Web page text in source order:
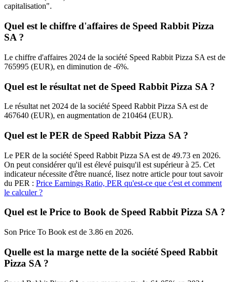
capitalisation".
Quel est le chiffre d'affaires de Speed Rabbit Pizza
SA ?
Le chiffre d'affaires 2024 de la société Speed Rabbit Pizza SA est de
765995 (EUR), en diminution de -6%.
Quel est le résultat net de Speed Rabbit Pizza SA ?
Le résultat net 2024 de la société Speed Rabbit Pizza SA est de
467640 (EUR), en augmentation de 210464 (EUR).
Quel est le PER de Speed Rabbit Pizza SA ?
Le PER de la société Speed Rabbit Pizza SA est de 49.73 en 2026.
On peut considérer qu'il est élevé puisqu'il est supérieur à 25. Cet
indicateur nécessite d'être nuancé, lisez notre article pour tout savoir
du PER : Price Earnings Ratio, PER qu'est-ce que c'est et comment
le calculer ?
Quel est le Price to Book de Speed Rabbit Pizza SA ?
Son Price To Book est de 3.86 en 2026.
Quelle est la marge nette de la société Speed Rabbit
Pizza SA ?